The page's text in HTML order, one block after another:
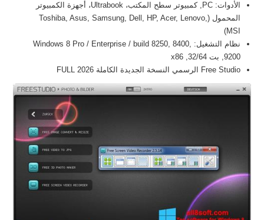
الأدوات: PC, كمبيوتر سطح المكتب، Ultrabook، أجهزة الكمبيوتر
المحمول (Toshiba, Asus, Samsung, Dell, HP, Acer, Lenovo,
MSI)
نظام التشغيل: Windows 8 Pro / Enterprise / build 8250, 8400,
9200, بت 32/64, x86
Free Studio الرسمي النسخة الجديدة الكاملة FULL 2026